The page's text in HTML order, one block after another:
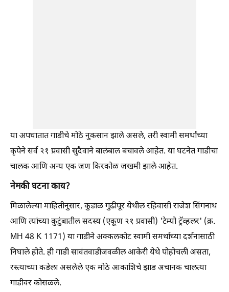
या अपघातात गाडीचे मोठे नुकसान झाले असले, तरी स्वामी समर्थांच्या
कृपेने सर्व २१ प्रवासी सुदैवाने बालंबाल बचावले आहेत. या घटनेत गाडीचा
चालक आणि अन्य एक जण किरकोळ जखमी झाले आहेत.
नेमकी घटना काय?
मिळालेल्या माहितीनुसार, कुडाळ गुढीपूर येथील रहिवासी राजेश सिंगनाथ
आणि त्यांच्या कुटुंबातील सदस्य (एकूण २१ प्रवासी) 'टेम्पो ट्रॅव्हलर' (क्र.
MH 48 K 1171) या गाडीने अक्कलकोट स्वामी समर्थांच्या दर्शनासाठी
निघाले होते. ही गाडी सावंतवाडीजवळील आकेरी येथे पोहोचली असता,
रस्त्याच्या कडेला असलेले एक मोठे आकाशिचे झाड अचानक चालत्या
गाडीवर कोसळले.